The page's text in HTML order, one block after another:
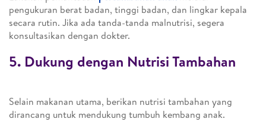
pengukuran berat badan, tinggi badan, dan lingkar kepala
secara rutin. Jika ada tanda-tanda malnutrisi, segera
konsultasikan dengan dokter.
5. Dukung dengan Nutrisi Tambahan
Selain makanan utama, berikan nutrisi tambahan yang
dirancang untuk mendukung tumbuh kembang anak.